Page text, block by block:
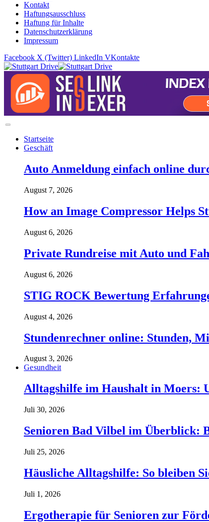
Kontakt
Haftungsausschluss
Haftung für Inhalte
Datenschutzerklärung
Impressum
Facebook X (Twitter) LinkedIn VKontakte
Startseite
Geschäft
Auto Anmeldung einfach online
August 7, 2026
How an Image Compressor Helps
August 6, 2026
Private Rundreise mit Auto und
August 6, 2026
STIG ROCK Bewertung
August 4, 2026
Stundenrechner online: Stunden,
August 3, 2026
Gesundheit
Alltagshilfe im Haushalt in Moers:
Juli 30, 2026
Senioren Bad Vilbel im Überblick:
Juli 25, 2026
Häusliche Alltagshilfe: So bleiben
Juli 1, 2026
Ergotherapie für Senioren zur